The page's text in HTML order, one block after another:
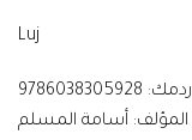
Luj
ردمك: 9786038305928
المؤلف: أسامة المسلم